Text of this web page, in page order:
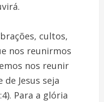
cultos,
nos reunirmos
nos reunir
Jesus seja
Para a glória